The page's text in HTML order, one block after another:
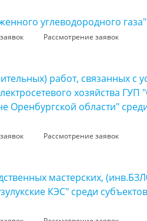
углеводородного
Рассмотрение заявок
работ, связанных с
хозяйства ГУП
области"
Рассмотрение заявок
мастерских,
КЭС" среди